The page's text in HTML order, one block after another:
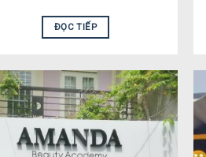
ĐỌC TIẾP